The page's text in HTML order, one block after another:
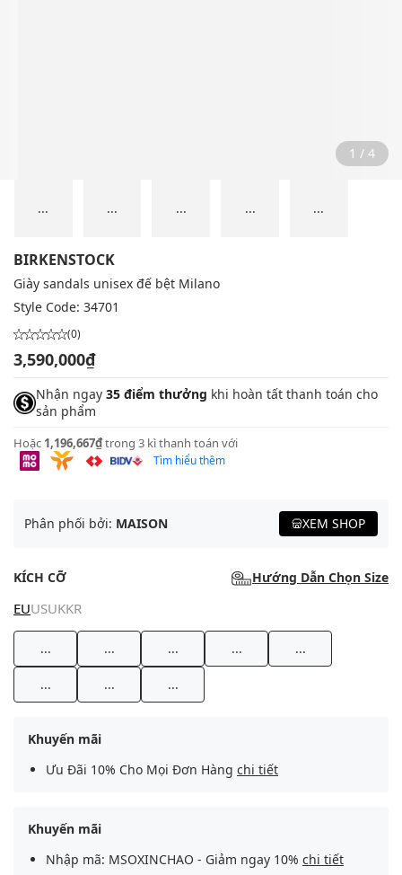
2 / 4
... ... ... ... ...
BIRKENSTOCK
Giày sandals unisex đế bệt Milano
Style Code: 34701
(0)
3,590,000₫
Nhận ngay 35 điểm thưởng khi hoàn tất thanh toán cho
sản phẩm
Hoặc 1,196,667₫trong 3 kì thanh toán với
Tìm hiểu thêm
Phân phối bởi: MAISON XEM SHOP
KÍCH CỠ Hướng Dẫn Chọn Size
EUUSUKKR
... ... ... ... ...
... ... ...
Khuyến mãi
Ưu Đãi 10% Cho Mọi Đơn Hàng chi tiết
Khuyến mãi
Nhập mã: MSOXINCHAO - Giảm ngay 10% chi tiết